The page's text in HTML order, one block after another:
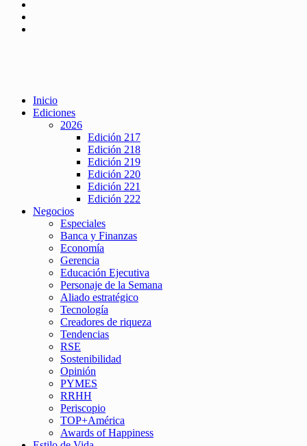
Inicio
Ediciones
2026
Edición 217
Edición 218
Edición 219
Edición 220
Edición 221
Edición 222
Negocios
Especiales
Banca y Finanzas
Economía
Gerencia
Educación Ejecutiva
Personaje de la Semana
Aliado estratégico
Tecnología
Creadores de riqueza
Tendencias
RSE
Sostenibilidad
Opinión
PYMES
RRHH
Periscopio
TOP+América
Awards of Happiness